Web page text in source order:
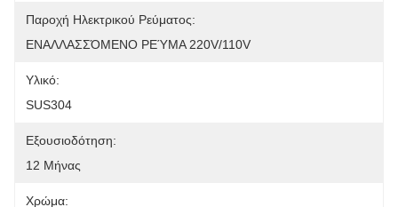
Παροχή Ηλεκτρικού Ρεύματος:
ΕΝΑΛΛΑΣΣΌΜΕΝΟ ΡΕΎΜΑ 220V/110V
Υλικό:
SUS304
Εξουσιοδότηση:
12 Μήνας
Χρώμα: